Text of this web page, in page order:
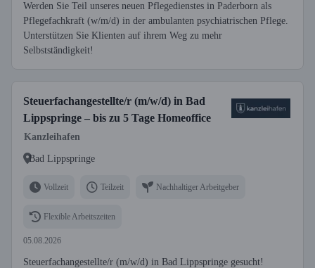
Werden Sie Teil unseres neuen Pflegedienstes in Paderborn als
Pflegefachkraft (w/m/d) in der ambulanten psychiatrischen Pflege.
Unterstützen Sie Klienten auf ihrem Weg zu mehr
Selbstständigkeit!
Steuerfachangestellte/r (m/w/d) in Bad
Lippspringe – bis zu 5 Tage Homeoffice
Kanzleihafen
Bad Lippspringe
Vollzeit Teilzeit Nachhaltiger Arbeitgeber
Flexible Arbeitszeiten
05.08.2026
Steuerfachangestellte/r (m/w/d) in Bad Lippspringe gesucht!